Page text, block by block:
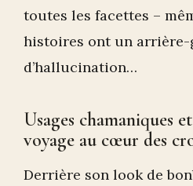
toutes les facettes –
histoires ont un
d’hallucination…
Usages chamaniques
voyage au cœur des
Derrière son look de